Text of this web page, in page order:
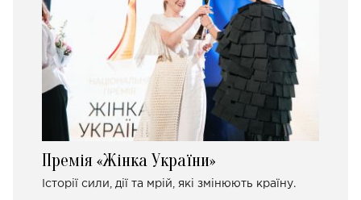
Премія «Жінка України»
Історії сили, дії та мрій, які змінюють країну.